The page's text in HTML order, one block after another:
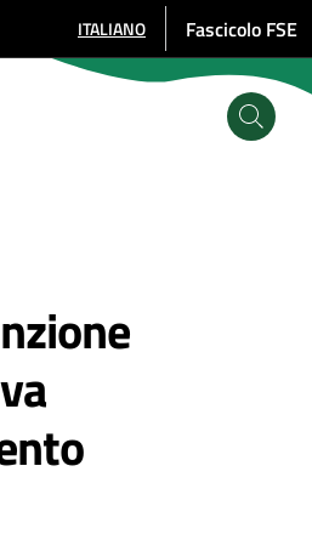
SELEZIONE LINGUA: LINGUA
ITALIANO Fascicolo FSE